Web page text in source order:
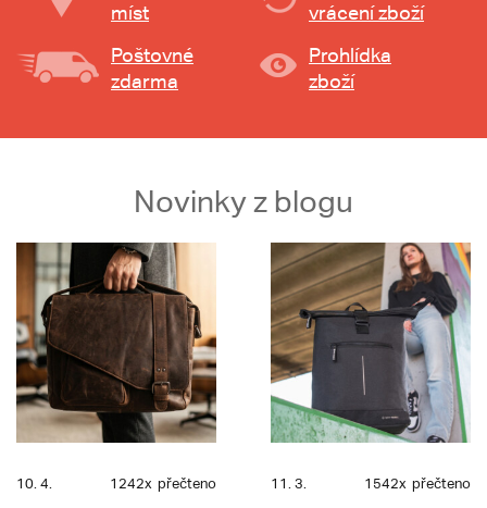
míst
vrácení zboží
Poštovné
zdarma
Prohlídka
zboží
Novinky z blogu
10. 4. 1242x přečteno 11. 3. 1542x přečteno